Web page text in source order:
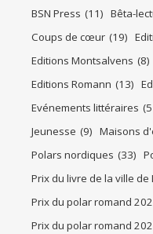
BSN Press (11) Bêta-
Coups de cœur (19)
Editions Montsalvens (8)
Editions Romann (13)
Evénements littéraires
Jeunesse (9) Maisons
Polars nordiques (33)
Prix du livre de la ville de
Prix du polar romand
Prix du polar romand